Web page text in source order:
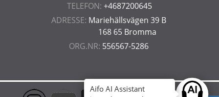
TELEFON: +4687200645
ADRESSE: Mariehällsvägen 39 B
168 65 Bromma
ORG.NR: 556567-5286
Ask
Aifo AI Assistant